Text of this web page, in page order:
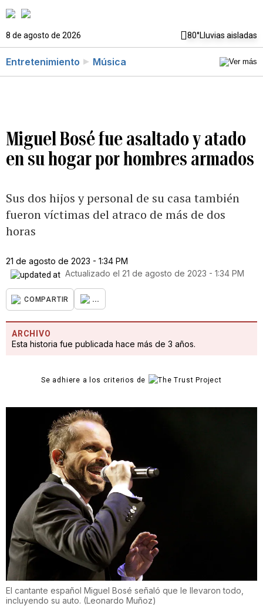
8 de agosto de 2026 80°Lluvias aisladas
Entretenimiento Música
Miguel Bosé fue asaltado y atado
en su hogar por hombres armados
Sus dos hijos y personal de su casa también
fueron víctimas del atraco de más de dos
horas
21 de agosto de 2023 - 1:34 PM
Actualizado el 21 de agosto de 2023 - 1:34 PM
COMPARTIR ...
ARCHIVO
Esta historia fue publicada hace más de 3 años.
Se adhiere a los criterios de
El cantante español Miguel Bosé señaló que le llevaron todo,
incluyendo su auto. (Leonardo Muñoz)